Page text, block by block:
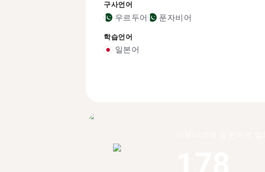
구사언어
우르두어 푼자비어
학습언어
일본어